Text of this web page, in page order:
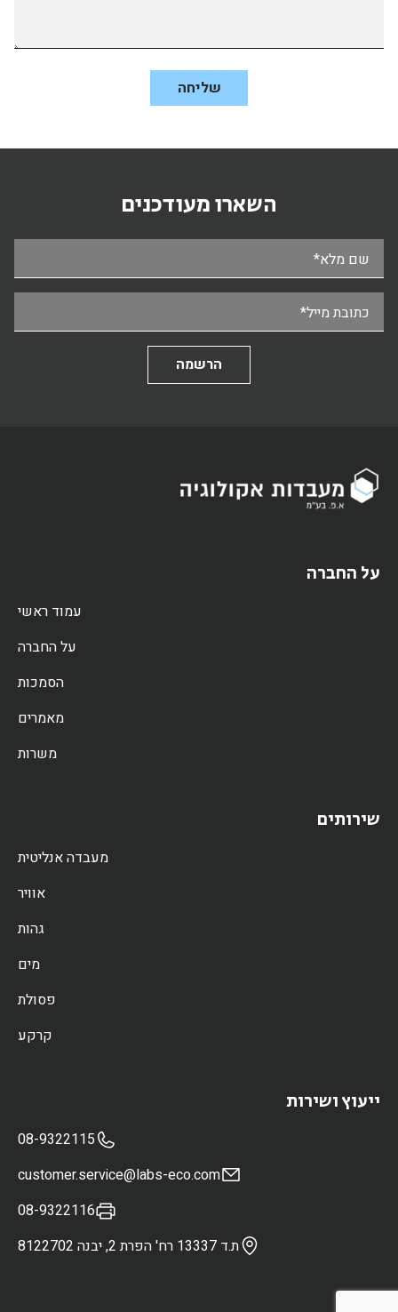
השארו מעודכנים
שם מלא*
כתובת מייל*
על החברה
עמוד ראשי
על החברה
הסמכות
מאמרים
משרות
שירותים
מעבדה אנליטית
אוויר
גהות
מים
פסולת
קרקע
ייעוץ ושירות
08-9322115
customer.service@labs-eco.com
08-9322116
ת.ד 13337 רח' הפרת 2, יבנה 8122702